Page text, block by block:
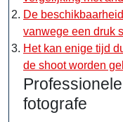
De
vanwege een druk
Het kan enige tijd
de shoot worden
fotografe